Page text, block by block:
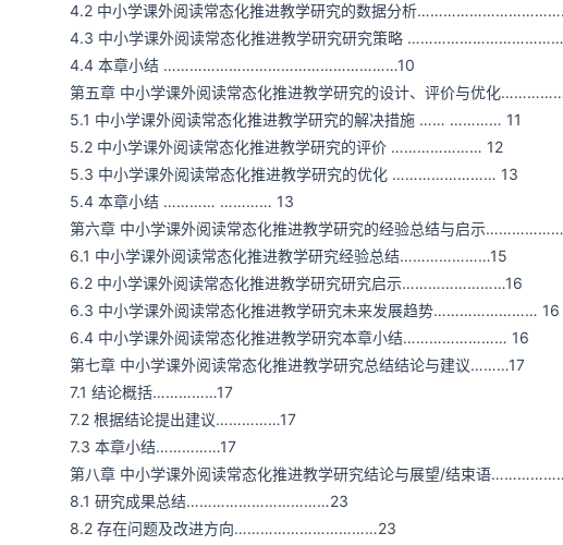
4.2 中小学课外阅读常态化推进教学研究的数据分析
4.3 中小学课外阅读常态化推进教学研究研究策略
4.4 本章小结 ………………………………………………10
第五章 中小学课外阅读常态化推进教学研究的设计、评价与优化
5.1 中小学课外阅读常态化推进教学研究的解决措施 …… ………… 11
5.2 中小学课外阅读常态化推进教学研究的评价 ………………… 12
5.3 中小学课外阅读常态化推进教学研究的优化 …………………… 13
5.4 本章小结 ………… ………… 13
第六章 中小学课外阅读常态化推进教学研究的经验总结与启示
6.1 中小学课外阅读常态化推进教学研究经验总结…………………15
6.2 中小学课外阅读常态化推进教学研究研究启示……………………16
6.3 中小学课外阅读常态化推进教学研究未来发展趋势…………………… 16
6.4 中小学课外阅读常态化推进教学研究本章小结…………………… 16
第七章 中小学课外阅读常态化推进教学研究总结结论与建议………17
7.1 结论概括……………17
7.2 根据结论提出建议……………17
7.3 本章小结……………17
第八章 中小学课外阅读常态化推进教学研究结论与展望/结束语
8.1 研究成果总结……………………………23
8.2 存在问题及改进方向……………………………23